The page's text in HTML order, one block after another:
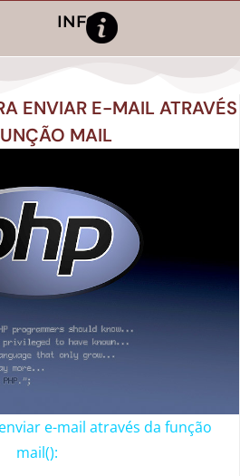
INFO
ENVIAR E-MAIL ATRAVÉS
MAIL
e-mail através da função
mail():